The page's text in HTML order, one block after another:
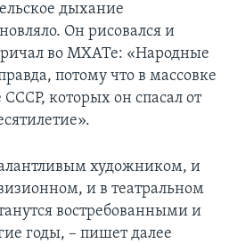
дыхание
Он рисовался и
во МХАТе: «Народные
потому что в массовке
которых он спасал от
художником, и
и в театральном
востребованными и
годы, – пишет далее